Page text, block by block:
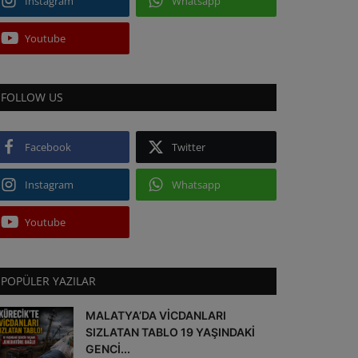
Youtube
FOLLOW US
Facebook Twitter
Instagram Whatsapp
Youtube
POPÜLER YAZILAR
MALATYA’DA VİCDANLARI
SIZLATAN TABLO 19 YAŞINDAKİ
GENCİ...